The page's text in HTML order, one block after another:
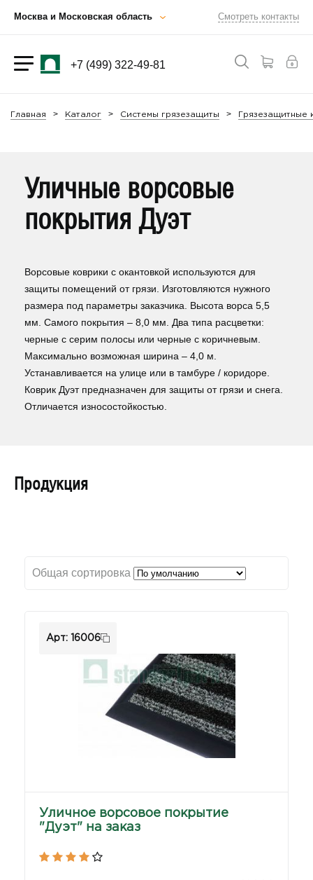
Москва и Московская область Смотреть контакты
+7 (499) 322-49-81
Главная Каталог Системы грязезащиты Грязезащитные
Уличные ворсовые
покрытия Дуэт
Ворсовые коврики с окантовкой используются для
защиты помещений от грязи. Изготовляются нужного
размера под параметры заказчика. Высота ворса 5,5
мм. Самого покрытия – 8,0 мм. Два типа расцветки:
черные с серим полосы или черные с коричневым.
Максимально возможная ширина – 4,0 м.
Устанавливается на улице или в тамбуре / коридоре.
Коврик Дуэт предназначен для защиты от грязи и снега.
Отличается износостойкостью.
Продукция
Общая сортировка
Арт: 16006
Уличное ворсовое покрытие
"Дуэт" на заказ